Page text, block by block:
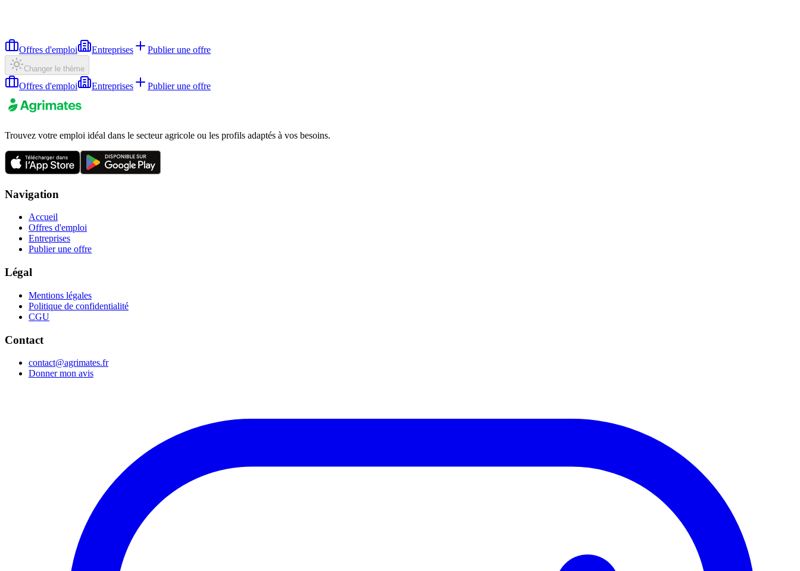
Offres d'emploi Entreprises Publier une offre
Changer le thème
Offres d'emploi Entreprises Publier une offre
Trouvez votre emploi idéal dans le secteur agricole ou les profils adaptés à vos besoins.
Navigation
Accueil
Offres d'emploi
Entreprises
Publier une offre
Légal
Mentions légales
Politique de confidentialité
CGU
Contact
contact@agrimates.fr
Donner mon avis